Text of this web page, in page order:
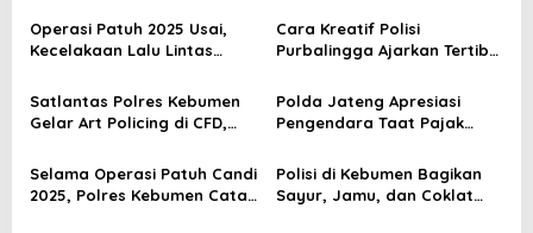
g
t
o
n
Pelanggaran Lalu Lintas
Lintas
Operasi Patuh 2025 Usai,
Kecelakaan Lalu Lintas
Nyawa Terselamatkan
Cara Kreatif Polisi
Purbalingga Ajarkan Tertib
Satlantas Polres Kebumen
Gelar Art Policing di CFD,
Seni dan Budaya
Polda Jateng Apresiasi
Pengendara Taat Pajak
Candi di Semarang
Selama Operasi Patuh Candi
2025, Polres Kebumen Catat
Polisi di Kebumen Bagikan
Sayur, Jamu, dan Coklat